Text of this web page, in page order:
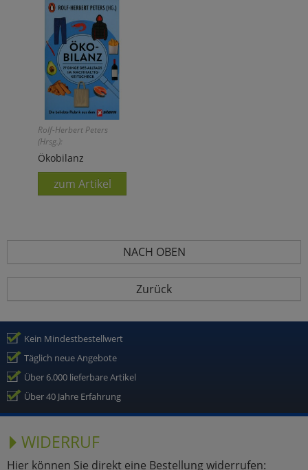
Rolf-Herbert Peters
(Hrsg.):
Ökobilanz
zum Artikel
NACH OBEN
Zurück
Kein Mindestbestellwert
Täglich neue Angebote
Über 6.000 lieferbare Artikel
Über 40 Jahre Erfahrung
WIDERRUF
Hier können Sie direkt eine Bestellung widerrufen: